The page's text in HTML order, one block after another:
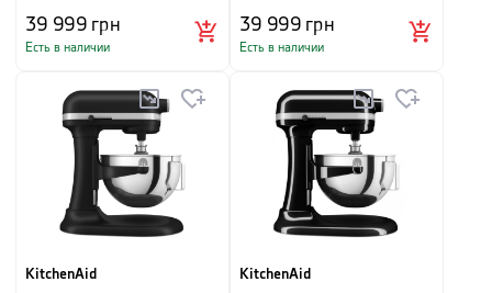
39 999грн
Есть в наличии
39 999грн
Есть в наличии
KitchenAid
KitchenAid